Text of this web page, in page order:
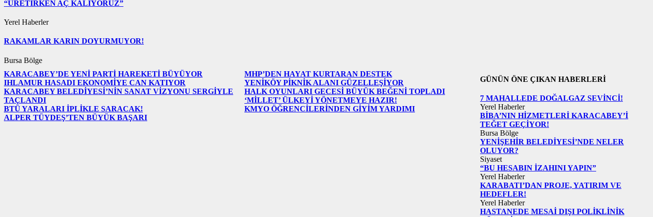
“ÜRETİRKEN AÇ KALIYORUZ”
Yerel Haberler
RAKAMLAR KARIN DOYURMUYOR!
Bursa Bölge
KARACABEY’DE YENİ PARTİ HAREKETİ BÜYÜYOR
IHLAMUR HASADI EKONOMİYE CAN KATIYOR
KARACABEY BELEDİYESİ’NİN SANAT VİZYONU SERGİYLE
TAÇLANDI
BTÜ YARALARI İPLİKLE SARACAK!
ALPER TÜYDEŞ’TEN BÜYÜK BAŞARI
MHP’DEN HAYAT KURTARAN DESTEK
YENİKÖY PİKNİK ALANI GÜZELLEŞİYOR
HALK OYUNLARI GECESİ BÜYÜK BEĞENİ TOPLADI
‘MİLLET’ ÜLKEYİ YÖNETMEYE HAZIR!
KMYO ÖĞRENCİLERİNDEN GİYİM YARDIMI
GÜNÜN ÖNE ÇIKAN HABERLERİ
7 MAHALLEDE DOĞALGAZ SEVİNCİ!
Yerel Haberler
BİBA’NIN HİZMETLERİ KARACABEY’İ
TEĞET GEÇİYOR!
Bursa Bölge
YENİŞEHİR BELEDİYESİ’NDE NELER
OLUYOR?
Siyaset
“BU HESABIN İZAHINI YAPIN”
Yerel Haberler
KARABATI’DAN PROJE, YATIRIM VE
HEDEFLER!
Yerel Haberler
HASTANEDE MESAİ DIŞI POLİKLİNİK